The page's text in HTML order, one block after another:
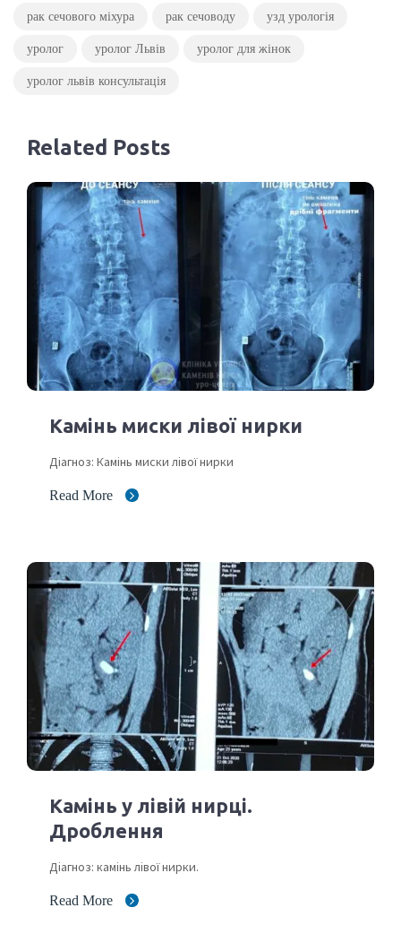
рак сечового міхура рак сечоводу узд урологія
уролог уролог Львів уролог для жінок
уролог львів консультація
Related Posts
Камінь миски лівої нирки
Діагноз: Камінь миски лівої нирки
Read More
Камінь у лівій нирці.
Дроблення
Діагноз: камінь лівої нирки.
Read More